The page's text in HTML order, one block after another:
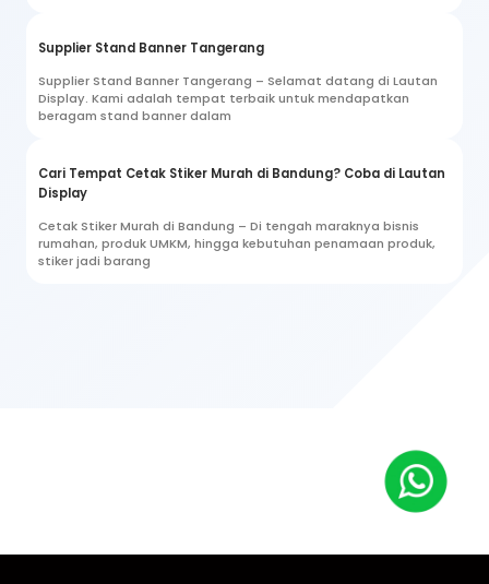
Supplier Stand Banner Tangerang
Supplier Stand Banner Tangerang – Selamat datang di Lautan
Display. Kami adalah tempat terbaik untuk mendapatkan
beragam stand banner dalam
Cari Tempat Cetak Stiker Murah di Bandung? Coba di Lautan
Display
Cetak Stiker Murah di Bandung – Di tengah maraknya bisnis
rumahan, produk UMKM, hingga kebutuhan penamaan produk,
stiker jadi barang